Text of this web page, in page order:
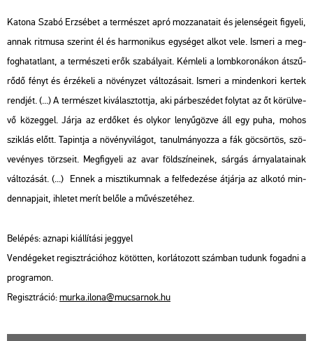
Ka­to­na Szabó Er­zsé­bet a ter­mé­szet apró moz­za­na­ta­it és je­len­sé­ge­it fi­gye­li,
annak rit­mu­sa sze­rint él és har­mo­ni­kus egy­sé­get alkot vele. Is­me­ri a meg­
fog­ha­tat­lant, a ter­mé­sze­ti erők sza­bá­lya­it. Kém­le­li a lomb­ko­ro­ná­kon át­szű­
rő­dő fényt és ér­zé­ke­li a nö­vény­zet vál­to­zá­sa­it. Is­me­ri a min­den­ko­ri ker­tek
rend­jét. (...) A ter­mé­szet ki­vá­lasz­tott­ja, aki pár­be­szé­det foly­tat az őt kö­rül­ve­
vő kö­zeg­gel. Járja az er­dő­ket és oly­kor le­nyű­göz­ve áll egy puha, mohos
szik­lás előtt. Ta­pint­ja a nö­vény­vi­lá­got, ta­nul­má­nyoz­za a fák gö­csör­tös, szö­
ve­vé­nyes tör­zse­it. Meg­fi­gye­li az avar föld­szí­ne­i­nek, sár­gás ár­nya­la­ta­i­nak
vál­to­zá­sát. (...) Ennek a misz­ti­kum­nak a fel­fe­de­zé­se át­jár­ja az al­ko­tó min­
den­nap­ja­it, ih­le­tet merít be­lő­le a mű­vé­sze­té­hez.
Be­lé­pés: az­na­pi ki­ál­lí­tá­si jeggyel
Ven­dé­ge­ket re­giszt­rá­ci­ó­hoz kö­töt­ten, kor­lá­to­zott szám­ban tu­dunk fo­gad­ni a
prog­ra­mon.
Re­giszt­rá­ció:murka.​ilona@​mu­csar­nok.​hu